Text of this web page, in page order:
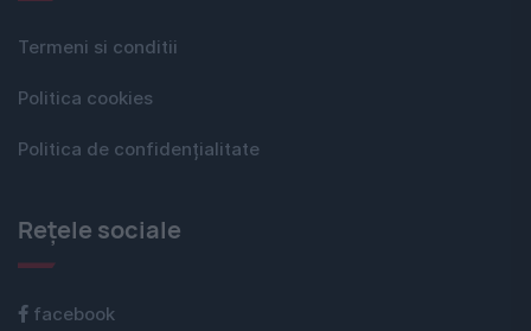
Termeni si conditii
Politica cookies
Politica de confidențialitate
Rețele sociale
facebook